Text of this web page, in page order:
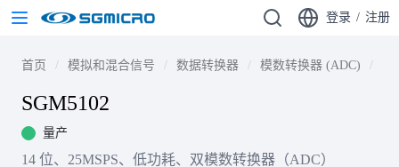
登录 / 注册
首页 模拟和混合信号 数据转换器 模数转换器 (ADC)
SGM5102
量产
14 位、25MSPS、低功耗、双模数转换器（ADC）